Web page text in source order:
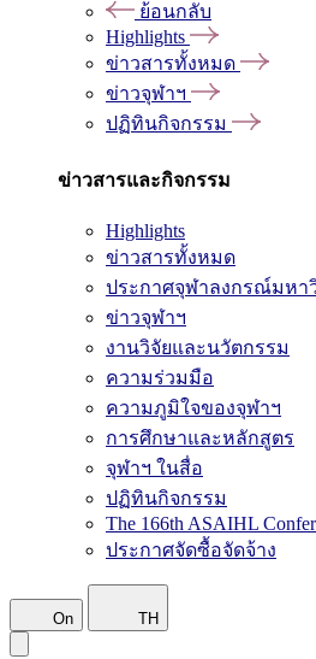
ย้อนกลับ
Highlights
ข่าวสารทั้งหมด
ข่าวจุฬาฯ
ปฏิทินกิจกรรม
ข่าวสารและกิจกรรม
Highlights
ข่าวสารทั้งหมด
ประกาศจุฬาลงกรณ์มหา
ข่าวจุฬาฯ
งานวิจัยและนวัตกรรม
ความร่วมมือ
ความภูมิใจของจุฬาฯ
การศึกษาและหลักสูตร
จุฬาฯ ในสื่อ
ปฏิทินกิจกรรม
The 166th ASAIHL
ประกาศจัดซื้อจัดจ้าง
On TH